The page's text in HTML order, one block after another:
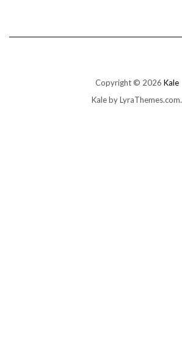
Copyright © 2026 Kale
Kaleby LyraThemes.com.